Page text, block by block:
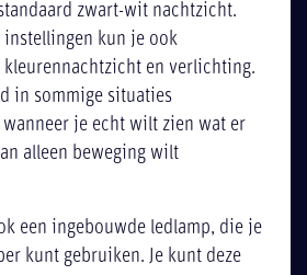
zwart-wit nachtzicht.
kun je ook
kleurennachtzicht en verlichting.
in sommige situaties
je echt wilt zien wat er
alleen beweging wilt
een ingebouwde ledlamp, die je
kunt gebruiken. Je kunt deze